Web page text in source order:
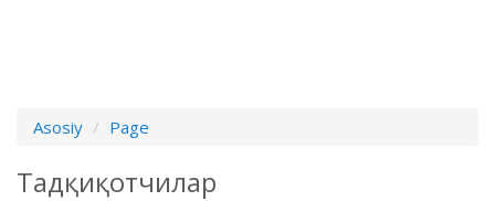
Asosiy Page
Тадқиқотчилар